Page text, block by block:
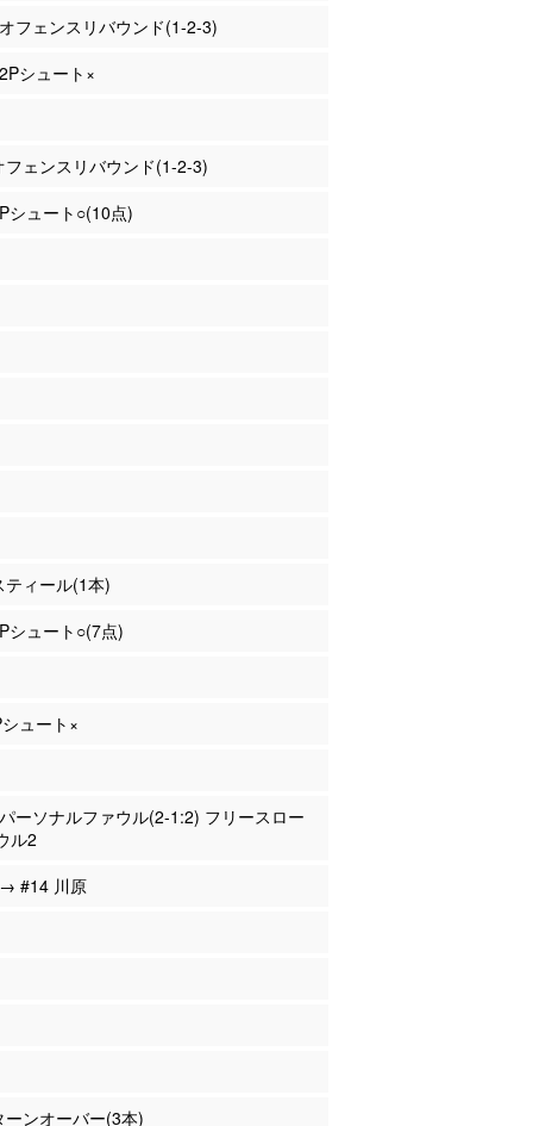
フェンスリバウンド(1-2-3)
シュート×
フェンスリバウンド(1-2-3)
シュート○(10点)
ィール(1本)
シュート○(7点)
ュート×
ーソナルファウル(2-1:2) フリースロー
ル2
#14 川原
ンオーバー(3本)